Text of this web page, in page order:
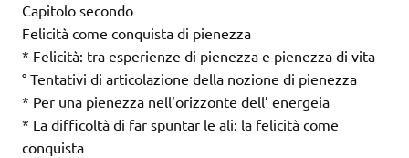
Capitolo secondo
Felicità come conquista di pienezza
* Felicità: tra esperienze di pienezza e pienezza di vita
° Tentativi di articolazione della nozione di pienezza
* Per una pienezza nell’orizzonte dell’ energeia
* La difficoltà di far spuntar le ali: la felicità come
conquista